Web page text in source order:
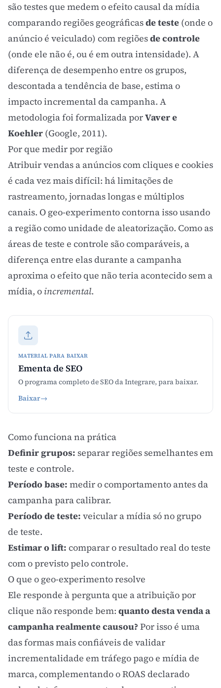
são testes que medem o efeito causal da mídia
comparando regiões geográficasde teste (onde o
anúncio é veiculado) com regiõesde controle
(onde ele não é, ou é em outra intensidade). A
diferença de desempenho entre os grupos,
descontada a tendência de base, estima o
impacto incremental da campanha. A
metodologia foi formalizada porVaver e
Koehler (Google, 2011).
Por que medir por região
Atribuir vendas a anúncios com cliques e cookies
é cada vez mais difícil: há limitações de
rastreamento, jornadas longas e múltiplos
canais. O geo-experimento contorna isso usando
a região como unidade de aleatorização. Como as
áreas de teste e controle são comparáveis, a
diferença entre elas durante a campanha
aproxima o efeito que não teria acontecido sem a
mídia, o incremental.
MATERIAL PARA BAIXAR
Ementa de SEO
O programa completo de SEO da Integrare, para baixar.
Baixar→
Como funciona na prática
Definir grupos: separar regiões semelhantes em
teste e controle.
Período base: medir o comportamento antes da
campanha para calibrar.
Período de teste: veicular a mídia só no grupo
de teste.
Estimar o lift: comparar o resultado real do teste
com o previsto pelo controle.
O que o geo-experimento resolve
Ele responde à pergunta que a atribuição por
clique não responde bem: quanto desta venda a
campanha realmente causou? Por isso é uma
das formas mais confiáveis de validar
incrementalidade emtráfego pagoe mídia de
marca, complementando oROAS declarado